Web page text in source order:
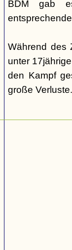
BDM gab
Während des
unter
den Kampf
große Verluste.